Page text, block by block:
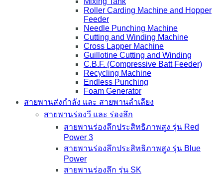
Roller Carding Machine and Hopper
Feeder
Needle Punching Machine
Cutting and Winding Machine
Cross Lapper Machine
Guillotine Cutting and Winding
C.B.F. (Compressive Batt Feeder)
Recycling Machine
Endless Punching
Foam Generator
สายพานส่งกำลัง และ สายพานลำเลียง
สายพานร่องวี และ ร่องลึก
สายพานร่องลึกประสิทธิภาพสูง รุ่น Red
Power 3
สายพานร่องลึกประสิทธิภาพสูง รุ่น Blue
Power
สายพานร่องลึก รุ่น SK